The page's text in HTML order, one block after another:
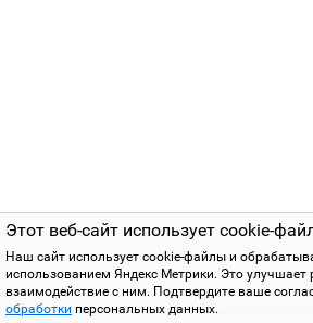
Этот веб-сайт использует cookie-
Наш сайт использует cookie-файлы и
использованием Яндекс Метрики. Это улучшает
взаимодействие с ним. Подтвердите ваше
обработки персональных данных.